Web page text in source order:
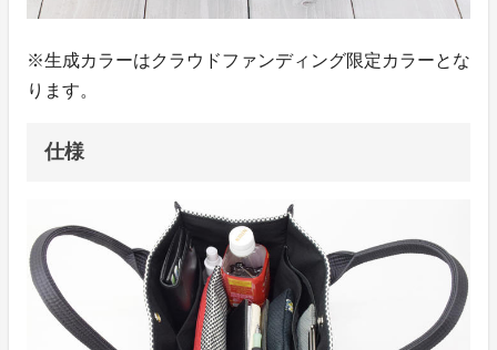
※生成カラーはクラウドファンディング限定カラーとな
ります。
仕様